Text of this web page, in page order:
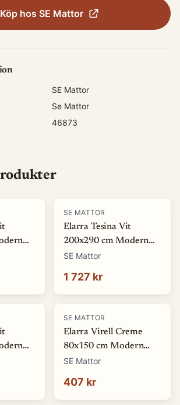
Köp hos SE Mattor
SE Mattor
Se Mattor
46873
SE MATTOR
Elarra Tesina Vit
200x290 cm Modern
Matta
SE Mattor
1 727 kr
SE MATTOR
Elarra Virell Creme
80x150 cm Modern
Matta
SE Mattor
407 kr